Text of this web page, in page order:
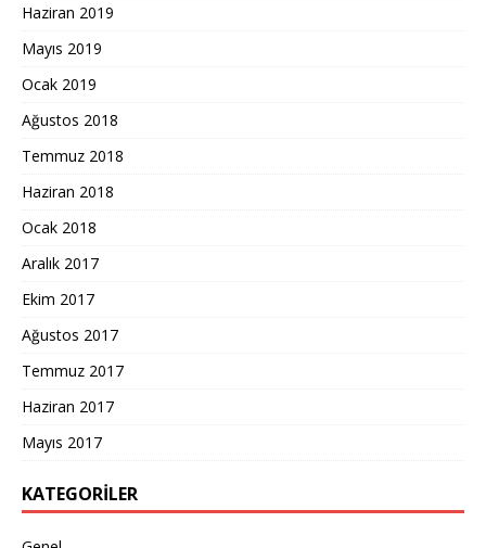
Haziran 2019
Mayıs 2019
Ocak 2019
Ağustos 2018
Temmuz 2018
Haziran 2018
Ocak 2018
Aralık 2017
Ekim 2017
Ağustos 2017
Temmuz 2017
Haziran 2017
Mayıs 2017
KATEGORILER